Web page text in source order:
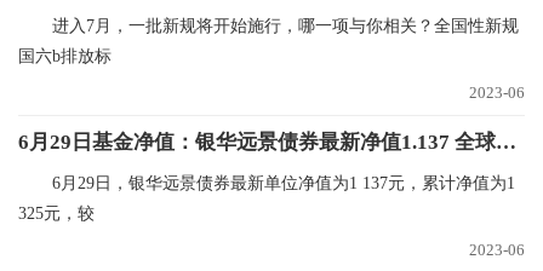
进入7月，一批新规将开始施行，哪一项与你相关？全国性新规
国六b排放标
2023-06
6月29日基金净值：银华远景债券最新净值1.137 全球新资讯
6月29日，银华远景债券最新单位净值为1 137元，累计净值为1
325元，较
2023-06